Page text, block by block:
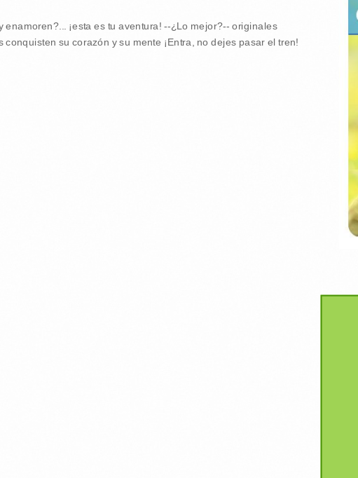
¡esta es tu aventura! --¿Lo mejor?-- originales
su corazón y su mente ¡Entra, no dejes pasar el tren!